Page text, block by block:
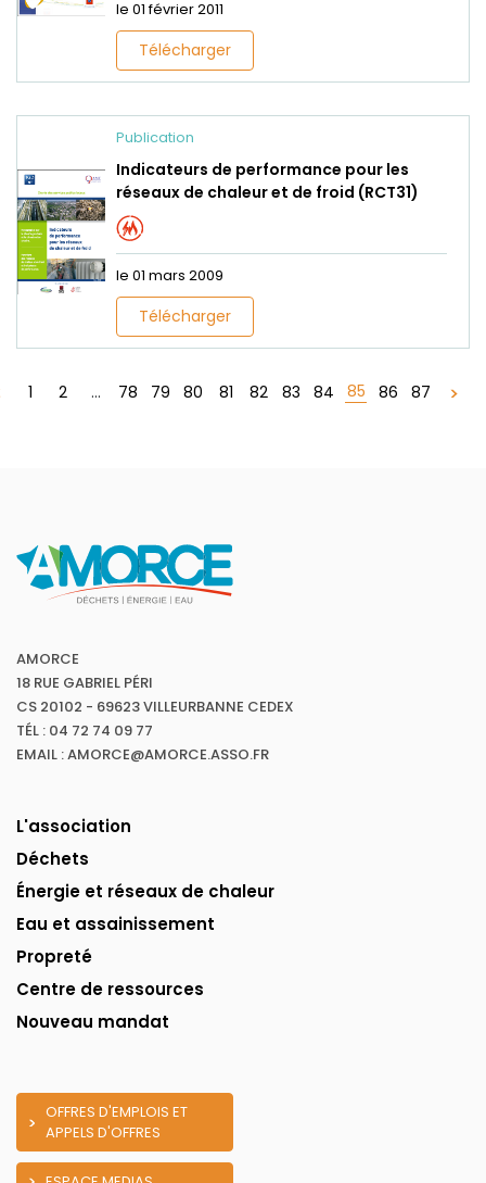
le 01 février 2011
Télécharger
Publication
Indicateurs de performance pour les
réseaux de chaleur et de froid (RCT31)
le 01 mars 2009
Télécharger
1 2 ... 78 79 80 81 82 83 84 85 86 87
AMORCE
18 RUE GABRIEL PÉRI
CS 20102 - 69623 VILLEURBANNE CEDEX
TÉL : 04 72 74 09 77
EMAIL : AMORCE@AMORCE.ASSO.FR
L'association
Déchets
Énergie et réseaux de chaleur
Eau et assainissement
Propreté
Centre de ressources
Nouveau mandat
OFFRES D'EMPLOIS ET
APPELS D'OFFRES